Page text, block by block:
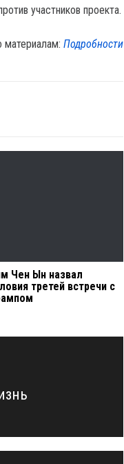
участников проекта.
материалам:Подробности
Чен Ын назвал
третей встречи с